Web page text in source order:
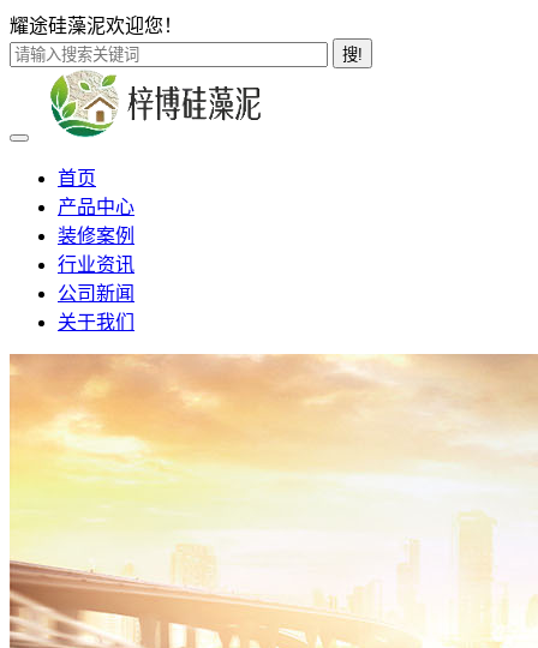
耀途硅藻泥欢迎您！
搜!
首页
产品中心
装修案例
行业资讯
公司新闻
关于我们